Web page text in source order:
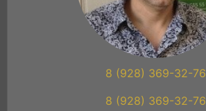
8 (928) 369-32-76
8 (928) 369-32-76